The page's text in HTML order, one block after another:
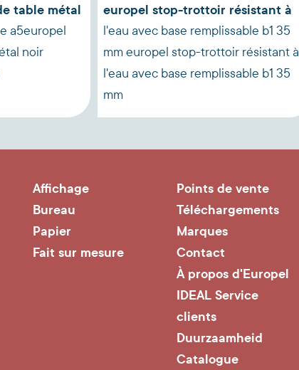
table métal
a5europel
noir
europel stop-trottoir résistant à
l'eau avec base remplissable b1 35
mm europel stop-trottoir résistant à
l'eau avec base remplissable b1 35
mm
Affichage
Bureau
Papier
Fait sur mesure
Points de vente
Téléchargements
Marques
Contact
À propos d'Europel
IDEAL Service
clients
Duurzaamheid
Catalogue